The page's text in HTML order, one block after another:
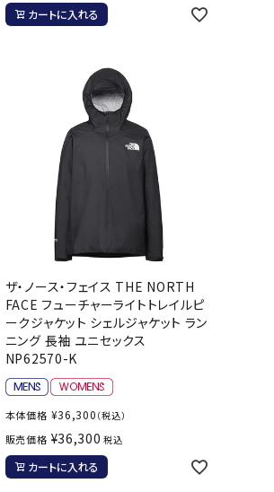
バレーボール
バレーボールウェア
バレーボール用サポーター
ボール（バレーボール）
ボール用品（バレーボール）
その他アクセサリー
ランニング
メンズランニングシューズ
レディースランニングシューズ
ランニングウェア
ランニングタイツ
ランニングソックス
Marble
Ocean Pacific
Prince PUMA
カートに入れる
ザ・ノース・フェイス THE NORTH
FACE フューチャーライトトレイルピ
ークジャケット シェルジャケット ラン
ニング 長袖 ユニセックス
NP62570-K
本体価格 ¥36,300 （税込）
販売価格 ¥36,300 税込
カートに入れる